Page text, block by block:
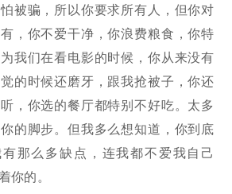
被骗，所以你要求所有人，但你对
，你不爱干净，你浪费粮食，你特
我们在看电影的时候，你从来没有
的时候还磨牙，跟我抢被子，你还
，你选的餐厅都特别不好吃。太多
的脚步。但我多么想知道，你到底
那么多缺点，连我都不爱我自己
你的。